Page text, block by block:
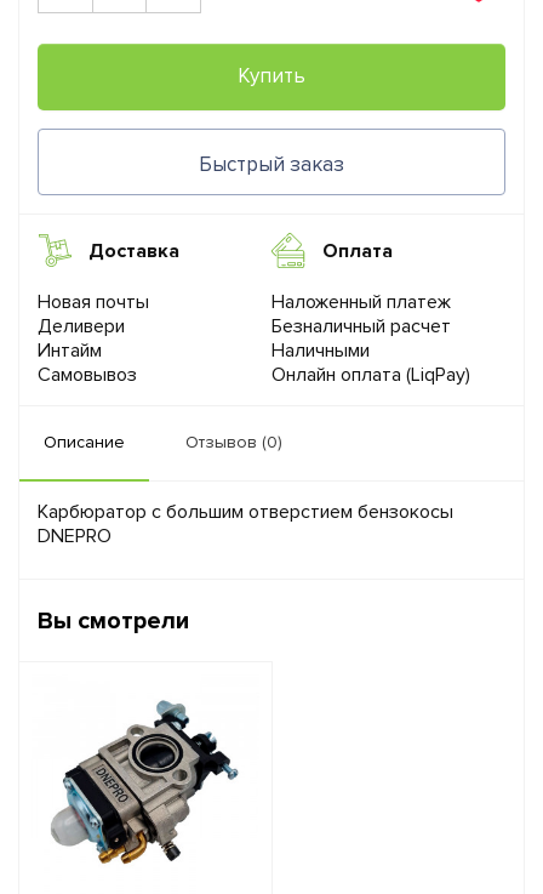
Купить
Быстрый заказ
Доставка
Новая почты
Деливери
Интайм
Самовывоз
Оплата
Наложенный платеж
Безналичный расчет
Наличными
Онлайн оплата (LiqPay)
Описание Отзывов (0)
Карбюратор с большим отверстием бензокосы
DNEPRO
Вы смотрели